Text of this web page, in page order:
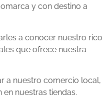
y con destino a
a conocer nuestro rico
que ofrece nuestra
a nuestro comercio local,
nuestras tiendas.